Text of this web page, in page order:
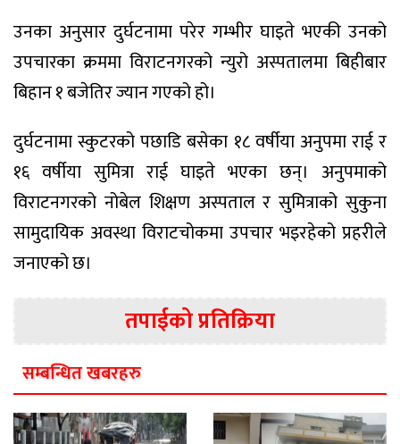
उनका अनुसार दुर्घटनामा परेर गम्भीर घाइते भएकी उनको
उपचारका क्रममा विराटनगरको न्युरो अस्पतालमा बिहीबार
बिहान १ बजेतिर ज्यान गएको हो।
दुर्घटनामा स्कुटरको पछाडि बसेका १८ वर्षीया अनुपमा राई र
१६ वर्षीया सुमित्रा राई घाइते भएका छन्। अनुपमाको
विराटनगरको नोबेल शिक्षण अस्पताल र सुमित्राको सुकुना
सामुदायिक अवस्था विराटचोकमा उपचार भइरहेको प्रहरीले
जनाएको छ।
तपाईको प्रतिक्रिया
सम्बन्धित खबरहरु